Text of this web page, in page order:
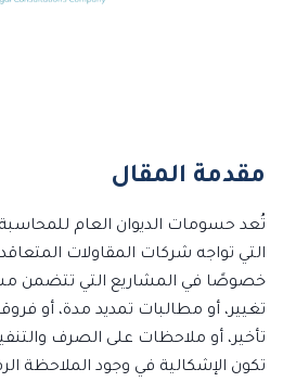
مقدمة المقال
تُعد حسومات الديوان العام
التي تواجه شركات المقاولات
خصوصًا في المشاريع التي تتضمن
تغيير، أو مطالبات تمديد مدة، أو
تأخير، أو ملاحظات على الصرف
تكون الإشكالية في وجود الملاحظة